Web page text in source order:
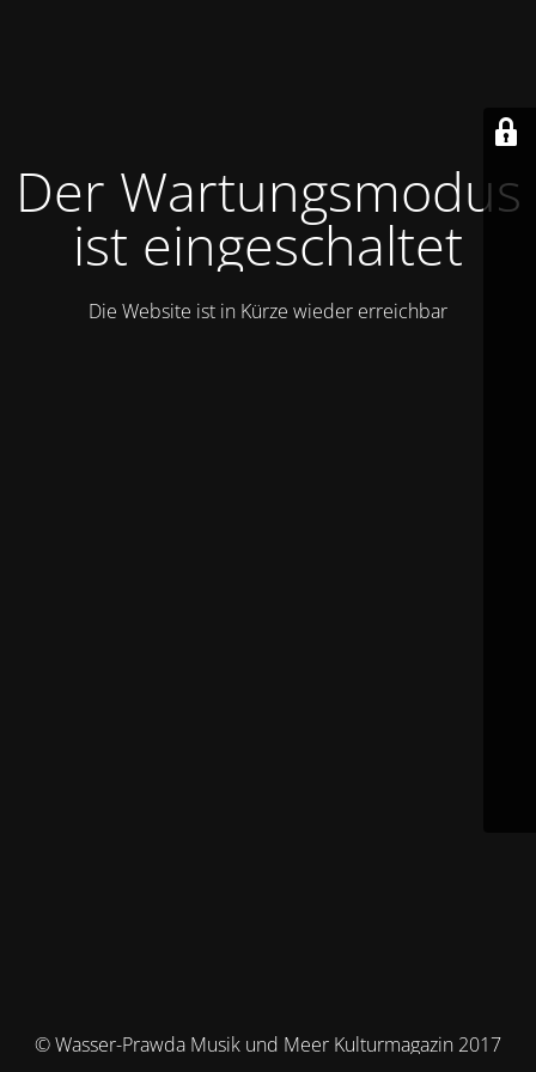
Der Wartungsmodus
ist eingeschaltet
Die Website ist in Kürze wieder erreichbar
© Wasser-Prawda Musik und Meer Kulturmagazin 2017